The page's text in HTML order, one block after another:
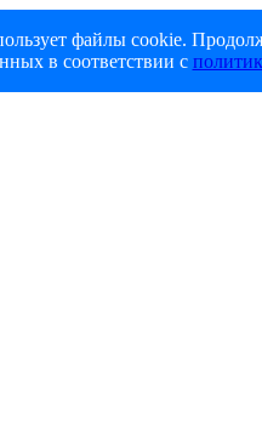
файлы cookie.
в соответствии с